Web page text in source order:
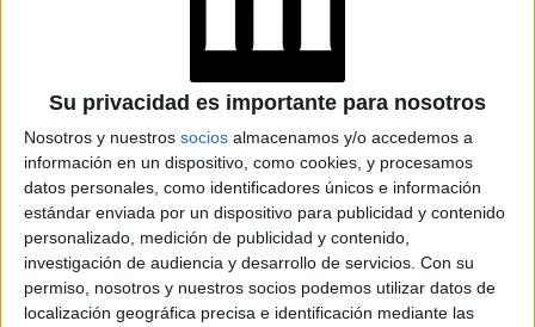
Su privacidad es importante para nosotros
Nosotros y nuestros socios almacenamos y/o accedemos a
información en un dispositivo, como cookies, y procesamos
datos personales, como identificadores únicos e información
estándar enviada por un dispositivo para publicidad y contenido
personalizado, medición de publicidad y contenido,
investigación de audiencia y desarrollo de servicios. Con su
permiso, nosotros y nuestros socios podemos utilizar datos de
localización geográfica precisa e identificación mediante las
animal print. A la hora de combinarlo, la clave está en
neutras y básicas. Por ejemplo, podés optar porllevar
una falda o pantalones de estampado de vacajunto
con una camiseta blanca básica o una blusa en tonos
neutros. También podés usar accesorios en colores
sólidos para darle un toque elegante al conjunto, como un
bolso negro o unos zapatos en tonos neutros.